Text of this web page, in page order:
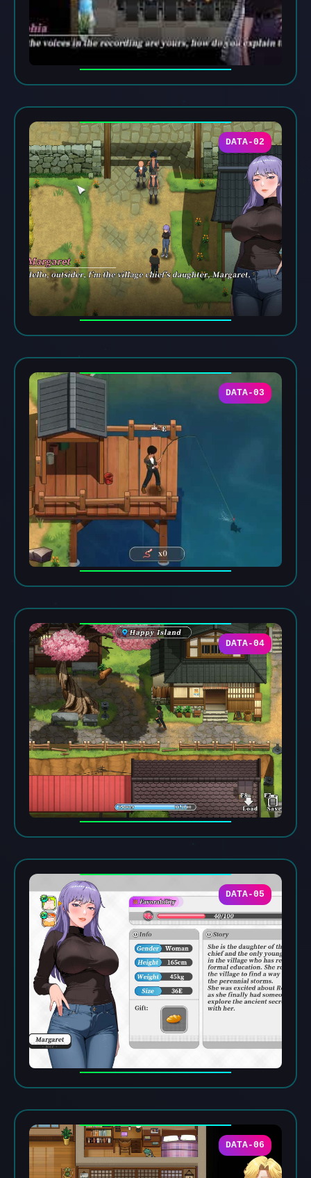
DATA-02
DATA-03
DATA-04
DATA-05
DATA-06